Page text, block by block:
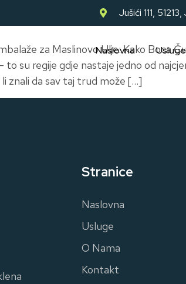
Jušići 111,
Naslovna Usluge
za Maslinovo Ulje: Kako Boca
to su regije gdje nastaje jedno od
znali da sav taj trud može […]
Stranice
Naslovna
Usluge
O Nama
Kontakt